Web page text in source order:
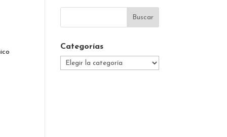
Categorías
Categorías